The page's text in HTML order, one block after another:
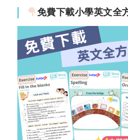
免費下載小學英文全